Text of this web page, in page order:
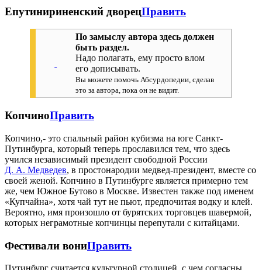
Епутинириненский дворецПравить
По замыслу автора здесь должен
быть раздел.
Надо полагать, ему просто влом
его дописывать.
Вы можете помочь Абсурдопедии, сделав
это за автора, пока он не видит.
КопчиноПравить
Копчино,- это спальный район кубизма на юге Санкт-
Путинбурга, который теперь прославился тем, что здесь
учился независимый президент свободной России
Д. А. Медведев, в простонародии медвед-президент, вместе со
своей женой. Копчино в Путинбурге является примерно тем
же, чем Южное Бутово в Москве. Известен также под именем
«Купчайна», хотя чай тут не пьют, предпочитая водку и клей.
Вероятно, имя произошло от бурятских торговцев шавермой,
которых неграмотные копчинцы перепутали с китайцами.
Фестивали вониПравить